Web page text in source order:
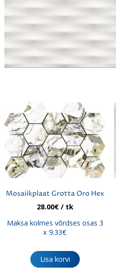
Mosaiikplaat Grotta Oro Hex
28.00€/ tk
Maksa kolmes võrdses osas 3
x 9.33€
Lisa korvi